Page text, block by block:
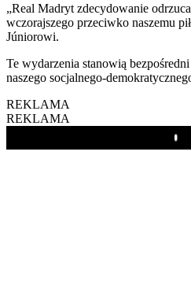
„Real Madryt zdecydowanie
wczorajszego przeciwko naszemu
Júniorowi.
Te wydarzenia stanowią
naszego socjalnego-
REKLAMA
REKLAMA